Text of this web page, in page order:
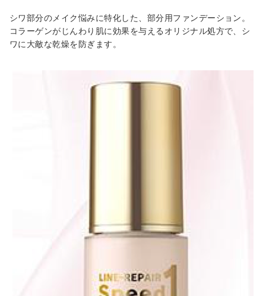
シワ部分のメイク悩みに特化した、部分用ファンデーション。
コラーゲンがじんわり肌に効果を与えるオリジナル処方で、シ
ワに大敵な乾燥を防ぎます。